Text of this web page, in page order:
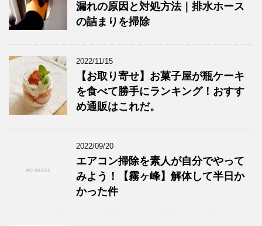
漏れの原因と対処方法｜排水ホース
の詰まりを掃除
2022/11/15
【お取り寄せ】お菓子屋が瓶ケーキ
を食べて勝手にランキング！おすす
め通販はこれだ。
2022/09/20
エアコン掃除を素人が自分でやって
みよう！【霧ヶ峰】解体して半日か
かった件